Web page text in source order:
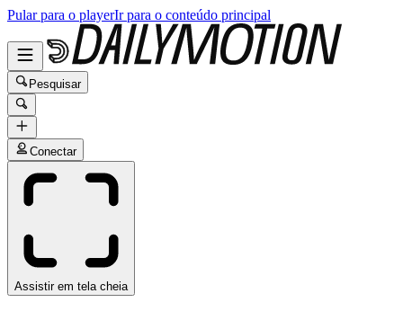
Pular para o playerIr para o conteúdo principal
Pesquisar
Conectar
Assistir em tela cheia